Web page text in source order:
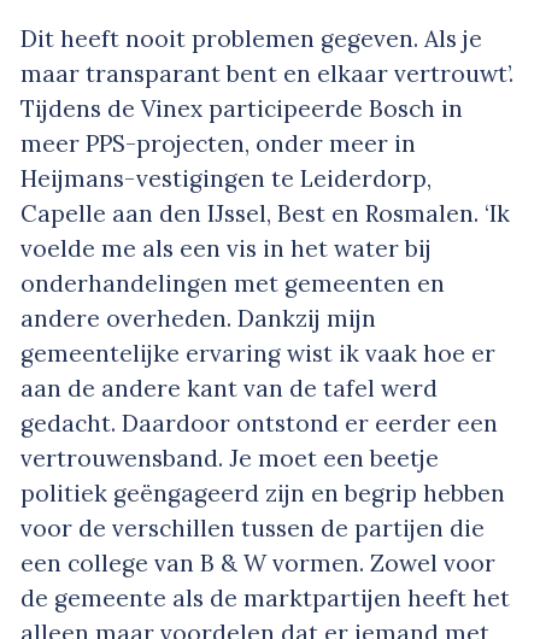
Dit heeft nooit problemen gegeven. Als je
maar transparant bent en elkaar vertrouwt’.
Tijdens de Vinex participeerde Bosch in
meer PPS-projecten, onder meer in
Heijmans-vestigingen te Leiderdorp,
Capelle aan den IJssel, Best en Rosmalen. ‘Ik
voelde me als een vis in het water bij
onderhandelingen met gemeenten en
andere overheden. Dankzij mijn
gemeentelijke ervaring wist ik vaak hoe er
aan de andere kant van de tafel werd
gedacht. Daardoor ontstond er eerder een
vertrouwensband. Je moet een beetje
politiek geëngageerd zijn en begrip hebben
voor de verschillen tussen de partijen die
een college van B & W vormen. Zowel voor
de gemeente als de marktpartijen heeft het